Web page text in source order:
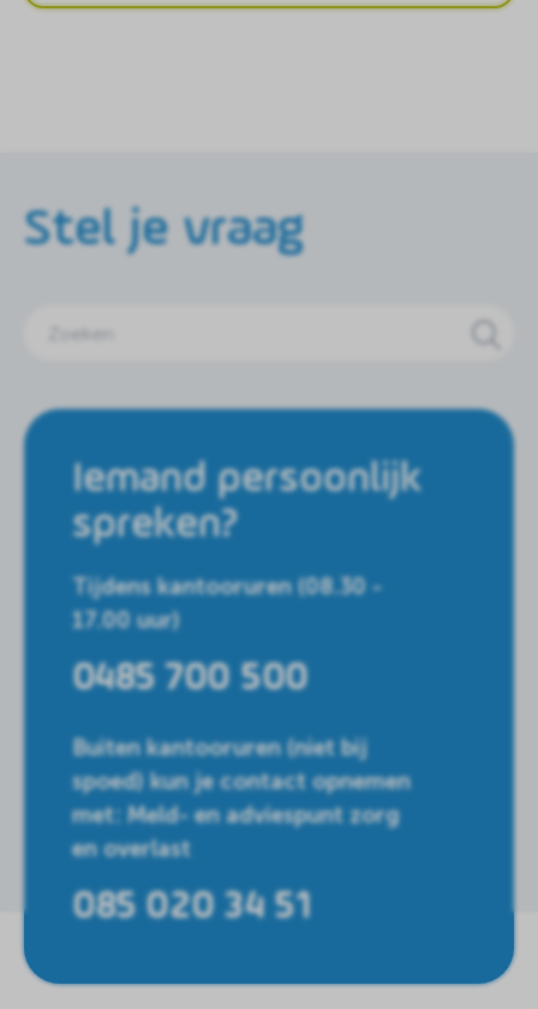
Stel je vraag
Iemand persoonlijk
spreken?
Tijdens kantooruren (08.30 -
17.00 uur)
0485 700 500
Buiten kantooruren (niet bij
spoed) kun je contact opnemen
met: Meld- en adviespunt zorg
en overlast
085 020 34 51